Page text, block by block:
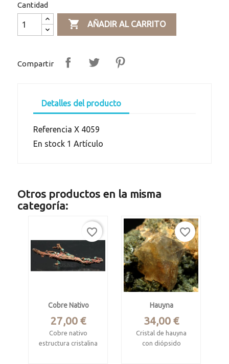
Cantidad
 AÑADIR AL CARRITO
Compartir
Detalles del producto
Referencia X 4059
En stock 1 Artículo
Otros productos en la misma
categoría:
Cobre Nativo
Precio
27,00 €
Cobre nativo
estructura cristalina
favorite_border
Hauyna
Precio
34,00 €
Cristal de hauyna
con diópsido
favorite_border